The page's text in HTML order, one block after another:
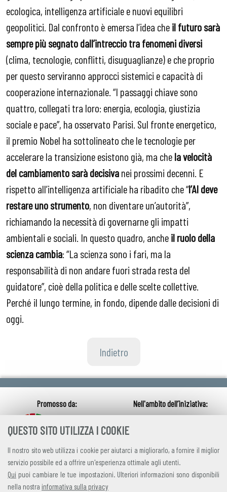
QUESTO SITO UTILIZZA I COOKIE
Il nostro sito web utilizza i cookie per aiutarci a migliorarlo, a fornire il miglior
servizio possibile ed a offrire un'esperienza ottimale agli utenti.
Qui puoi cambiare le tue impostazioni. Ulteriori informazioni sono disponibili
nella nostra informativa sulla privacy
ecologica, intelligenza artificiale e nuovi equilibri
geopolitici. Dal confronto è emersa l’idea cheil futuro sarà
sempre più segnato dall’intreccio tra fenomeni diversi
(clima, tecnologie, conflitti, disuguaglianze) e che proprio
per questo serviranno approcci sistemici e capacità di
cooperazione internazionale. “I passaggi chiave sono
quattro, collegati tra loro: energia, ecologia, giustizia
sociale e pace”, ha osservato Parisi. Sul fronte energetico,
il premio Nobel ha sottolineato che le tecnologie per
accelerare la transizione esistono già, ma chela velocità
del cambiamento sarà decisivanei prossimi decenni. E
rispetto all’intelligenza artificiale ha ribadito che “l’AI deve
restare uno strumento, non diventare un’autorità”,
richiamando la necessità di governarne gli impatti
ambientali e sociali. In questo quadro, ancheil ruolo della
scienza cambia: “La scienza sono i fari, ma la
responsabilità di non andare fuori strada resta del
guidatore”, cioè della politica e delle scelte collettive.
Perché il lungo termine, in fondo, dipende dalle decisioni di
oggi.
Indietro